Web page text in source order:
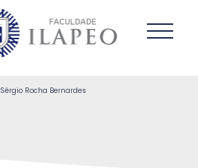
Sérgio Rocha Bernardes